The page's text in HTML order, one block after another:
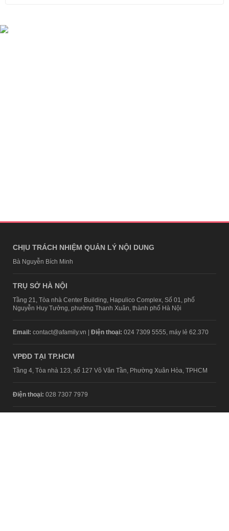
CHỊU TRÁCH NHIỆM QUẢN LÝ NỘI DUNG
Bà Nguyễn Bích Minh
TRỤ SỞ HÀ NỘI
Tầng 21, Tòa nhà Center Building, Hapulico Complex, Số 01, phố
Nguyễn Huy Tưởng, phường Thanh Xuân, thành phố Hà Nội
Email: contact@afamily.vn | Điện thoại: 024 7309 5555, máy lẻ 62.370
VPĐD TẠI TP.HCM
Tầng 4, Tòa nhà 123, số 127 Võ Văn Tần, Phường Xuân Hòa, TPHCM
Điện thoại: 028 7307 7979